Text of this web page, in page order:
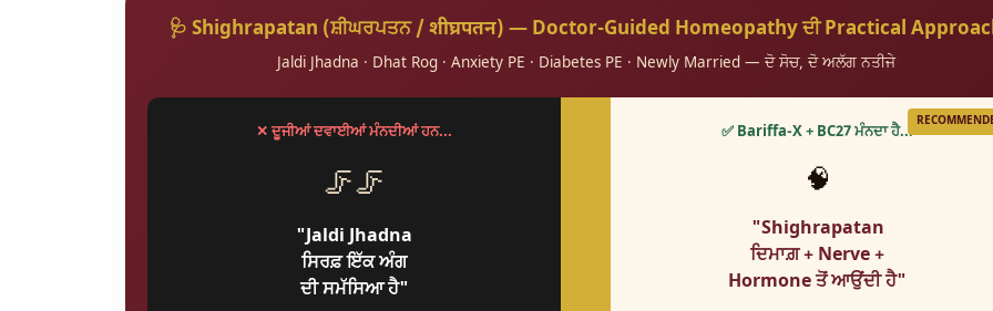
🩺 Shighrapatan (ਸ਼ੀਘਰਪਤਨ / शीघ्रपतन) — Doctor-Guided Homeopathy ਦੀ Practical
Jaldi Jhadna · Dhat Rog · Anxiety PE · Diabetes PE · Newly Married — ਦੋ ਸੋਚ, ਦੋ ਅਲੱਗ ਨਤੀਜੇ
✕ ਦੂਜੀਆਂ ਦਵਾਈਆਂ ਮੰਨਦੀਆਂ ਹਨ...
🦵🦵
"Jaldi Jhadna
ਸਿਰਫ਼ ਇੱਕ ਅੰਗ
ਦੀ ਸਮੱਸਿਆ ਹੈ"
✅ Bariffa-X + BC27 ਮੰਨਦਾ ਹੈ...
🧠
"Shighrapatan
ਦਿਮਾਗ਼ + Nerve +
Hormone ਤੋਂ ਆਉਂਦੀ ਹੈ"